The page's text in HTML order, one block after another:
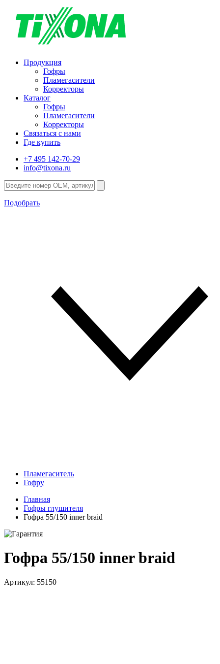
Продукция
Гофры
Пламегасители
Корректоры
Каталог
Гофры
Пламегасители
Корректоры
Связаться с нами
Где купить
+7 495 142-70-29
info@tixona.ru
Подобрать
Пламегаситель
Гофру
Главная
Гофры глушителя
Гофра 55/150 inner braid
Гофра 55/150 inner braid
Артикул: 55150